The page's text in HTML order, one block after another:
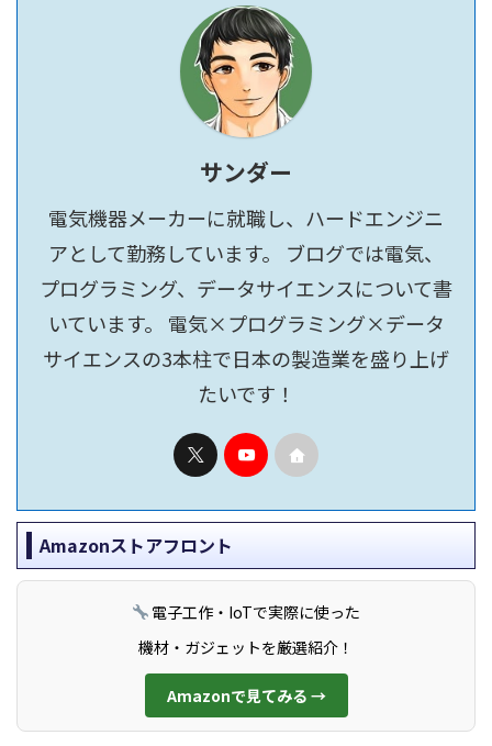
サンダー
電気機器メーカーに就職し、ハードエンジニ
アとして勤務しています。 ブログでは電気、
プログラミング、データサイエンスについて書
いています。 電気×プログラミング×データ
サイエンスの3本柱で日本の製造業を盛り上げ
たいです！
Amazonストアフロント
電子工作・IoTで実際に使った
機材・ガジェットを厳選紹介！
Amazonで見てみる →